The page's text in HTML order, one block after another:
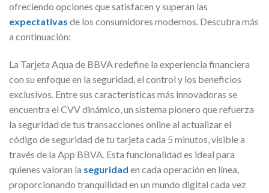
ofreciendo opciones que satisfacen y superan las
expectativas de los consumidores modernos. Descubra más
a continuación:
La Tarjeta Aqua de BBVA redefine la experiencia financiera
con su enfoque en la seguridad, el control y los beneficios
exclusivos. Entre sus características más innovadoras se
encuentra el CVV dinámico, un sistema pionero que refuerza
la seguridad de tus transacciones online al actualizar el
código de seguridad de tu tarjeta cada 5 minutos, visible a
través de la App BBVA. Esta funcionalidad es ideal para
quienes valoran la seguridad en cada operación en línea,
proporcionando tranquilidad en un mundo digital cada vez